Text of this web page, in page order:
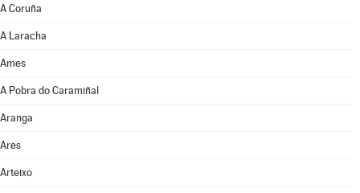
A Coruña
A Laracha
Ames
A Pobra do Caramiñal
Aranga
Ares
Arteixo